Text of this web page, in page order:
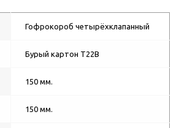
Гофрокороб четырёхклапанный
Бурый картон Т22В
150 мм.
150 мм.